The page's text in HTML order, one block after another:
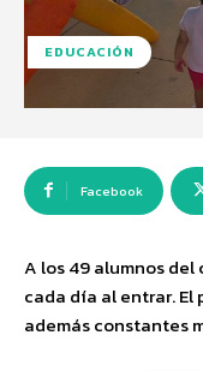
EDUCACIÓN
Facebook
A los 49 alumnos
cada día al entrar.
además constantes